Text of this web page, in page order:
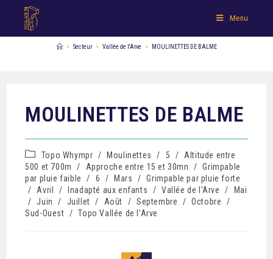
Menu
> Secteur > Vallée de l'Arve > MOULINETTES DE BALME
MOULINETTES DE BALME
Topo Whympr / Moulinettes / 5 /
Altitude entre
500 et 700m
/ Approche entre 15 et 30mn / Grimpable
par pluie faible
/ 6 / Mars / Grimpable par pluie forte
/
Avril / Inadapté aux enfants / Vallée de l'Arve /
Mai
/ Juin / Juillet / Août / Septembre / Octobre
/
Sud-Ouest / Topo Vallée de l'Arve